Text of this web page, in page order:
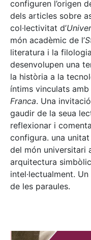
configuren l’origen
dels articles sobre
col·lectivitat d’
món acadèmic de l’
literatura i la
desenvolupen una
la història a la
íntims vinculats
Franca. Una
gaudir de la seua
reflexionar i
configura. una
del món universitari
arquitectura
intel·lectualment.
de les paraules.